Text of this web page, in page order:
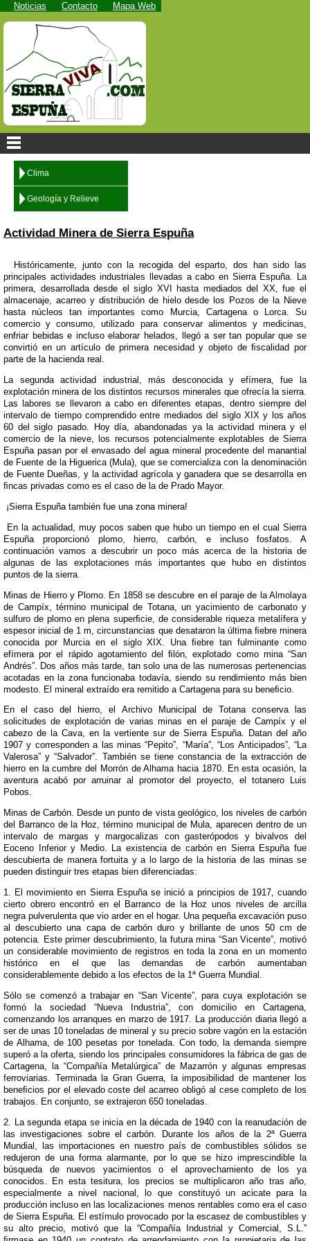
Noticias Contacto Mapa Web
Clima
Geología y Relieve
Actividad Minera de Sierra Espuña
Históricamente, junto con la recogida del esparto, dos han sido las
principales actividades industriales llevadas a cabo en Sierra Espuña. La
primera, desarrollada desde el siglo XVI hasta mediados del XX, fue el
almacenaje, acarreo y distribución de hielo desde los Pozos de la Nieve
hasta núcleos tan importantes como Murcia, Cartagena o Lorca. Su
comercio y consumo, utilizado para conservar alimentos y medicinas,
enfriar bebidas e incluso elaborar helados, llegó a ser tan popular que se
convirtió en un artículo de primera necesidad y objeto de ﬁscalidad por
parte de la hacienda real.
La segunda actividad industrial, más desconocida y efímera, fue la
explotación minera de los distintos recursos minerales que ofrecía la sierra.
Las labores se llevaron a cabo en diferentes etapas, dentro siempre del
intervalo de tiempo comprendido entre mediados del siglo XIX y los años
60 del siglo pasado. Hoy día, abandonadas ya la actividad minera y el
comercio de la nieve, los recursos potencialmente explotables de Sierra
Espuña pasan por el envasado del agua mineral procedente del manantial
de Fuente de la Higuerica (Mula), que se comercializa con la denominación
de Fuente Dueñas, y la actividad agrícola y ganadera que se desarrolla en
ﬁncas privadas como es el caso de la de Prado Mayor.
¡Sierra Espuña también fue una zona minera!
En la actualidad, muy pocos saben que hubo un tiempo en el cual Sierra
Espuña proporcionó plomo, hierro, carbón, e incluso fosfatos. A
continuación vamos a descubrir un poco más acerca de la historia de
algunas de las explotaciones más importantes que hubo en distintos
puntos de la sierra.
Minas de Hierro y Plomo. En 1858 se descubre en el paraje de la Almolaya
de Campíx, término municipal de Totana, un yacimiento de carbonato y
sulfuro de plomo en plena superﬁcie, de considerable riqueza metalífera y
espesor inicial de 1 m, circunstancias que desataron la última ﬁebre minera
conocida por Murcia en el siglo XIX. Una ﬁebre tan fulminante como
efímera por el rápido agotamiento del ﬁlón, explotado como mina “San
Andrés”. Dos años más tarde, tan solo una de las numerosas pertenencias
acotadas en la zona funcionaba todavía, siendo su rendimiento más bien
modesto. El mineral extraído era remitido a Cartagena para su beneﬁcio.
En el caso del hierro, el Archivo Municipal de Totana conserva las
solicitudes de explotación de varias minas en el paraje de Campíx y el
cabezo de la Cava, en la vertiente sur de Sierra Espuña. Datan del año
1907 y corresponden a las minas “Pepito”, “María”, “Los Anticipados”, “La
Valerosa” y “Salvador”. También se tiene constancia de la extracción de
hierro en la cumbre del Morrón de Alhama hacia 1870. En esta ocasión, la
aventura acabó por arruinar al promotor del proyecto, el totanero Luis
Pobos.
Minas de Carbón. Desde un punto de vista geológico, los niveles de carbón
del Barranco de la Hoz, término municipal de Mula, aparecen dentro de un
intervalo de margas y margocalizas con gasterópodos y bivalvos del
Eoceno Inferior y Medio. La existencia de carbón en Sierra Espuña fue
descubierta de manera fortuita y a lo largo de la historia de las minas se
pueden distinguir tres etapas bien diferenciadas:
1. El movimiento en Sierra Espuña se inició a principios de 1917, cuando
cierto obrero encontró en el Barranco de la Hoz unos niveles de arcilla
negra pulverulenta que vio arder en el hogar. Una pequeña excavación puso
al descubierto una capa de carbón duro y brillante de unos 50 cm de
potencia. Este primer descubrimiento, la futura mina “San Vicente”, motivó
un considerable movimiento de registros en toda la zona en un momento
histórico en el que las demandas de carbón aumentaban
considerablemente debido a los efectos de la 1ª Guerra Mundial.
Sólo se comenzó a trabajar en “San Vicente”, para cuya explotación se
formó la sociedad “Nueva Industria”, con domicilio en Cartagena,
comenzando los arranques en marzo de 1917. La producción diaria llegó a
ser de unas 10 toneladas de mineral y su precio sobre vagón en la estación
de Alhama, de 100 pesetas por tonelada. Con todo, la demanda siempre
superó a la oferta, siendo los principales consumidores la fábrica de gas de
Cartagena, la “Compañía Metalúrgica” de Mazarrón y algunas empresas
ferroviarias. Terminada la Gran Guerra, la imposibilidad de mantener los
beneﬁcios por el elevado coste del acarreo obligó al cese completo de los
trabajos. En conjunto, se extrajeron 650 toneladas.
2. La segunda etapa se inicia en la década de 1940 con la reanudación de
las investigaciones sobre el carbón. Durante los años de la 2ª Guerra
Mundial, las importaciones en nuestro país de combustibles sólidos se
redujeron de una forma alarmante, por lo que se hizo imprescindible la
búsqueda de nuevos yacimientos o el aprovechamiento de los ya
conocidos. En esta tesitura, los precios se multiplicaron año tras año,
especialmente a nivel nacional, lo que constituyó un acicate para la
producción incluso en las localizaciones menos rentables como era el caso
de Sierra Espuña. El estímulo provocado por la escasez de combustibles y
su alto precio, motivó que la “Compañía Industrial y Comercial, S.L.”